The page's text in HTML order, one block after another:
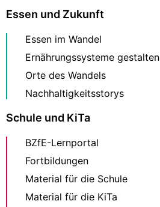
Essen und Zukunft
Essen im Wandel
Ernährungssysteme gestalten
Orte des Wandels
Nachhaltigkeitsstorys
Schule und KiTa
BZfE-Lernportal
Fortbildungen
Material für die Schule
Material für die KiTa